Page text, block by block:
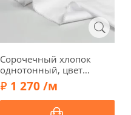
Сорочечный хлопок
однотонный, цвет
белый, 7042601-1
1 270 /м